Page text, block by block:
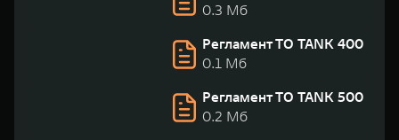
0.3 Мб
Регламент ТО TANK 400
0.1 Мб
Регламент ТО TANK 500
0.2 Мб